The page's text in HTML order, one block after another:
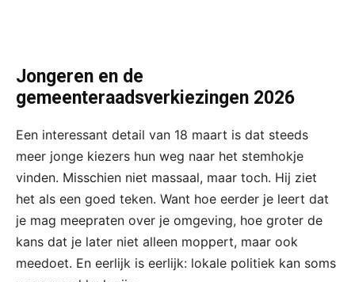
Jongeren en de
gemeenteraadsverkiezingen 2026
Een interessant detail van 18 maart is dat steeds
meer jonge kiezers hun weg naar het stemhokje
vinden. Misschien niet massaal, maar toch. Hij ziet
het als een goed teken. Want hoe eerder je leert dat
je mag meepraten over je omgeving, hoe groter de
kans dat je later niet alleen moppert, maar ook
meedoet. En eerlijk is eerlijk: lokale politiek kan soms